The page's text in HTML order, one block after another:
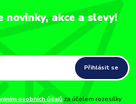
novinky, akce a slevy!
Přihlásit se
osobních údajů za účelem rozesílky